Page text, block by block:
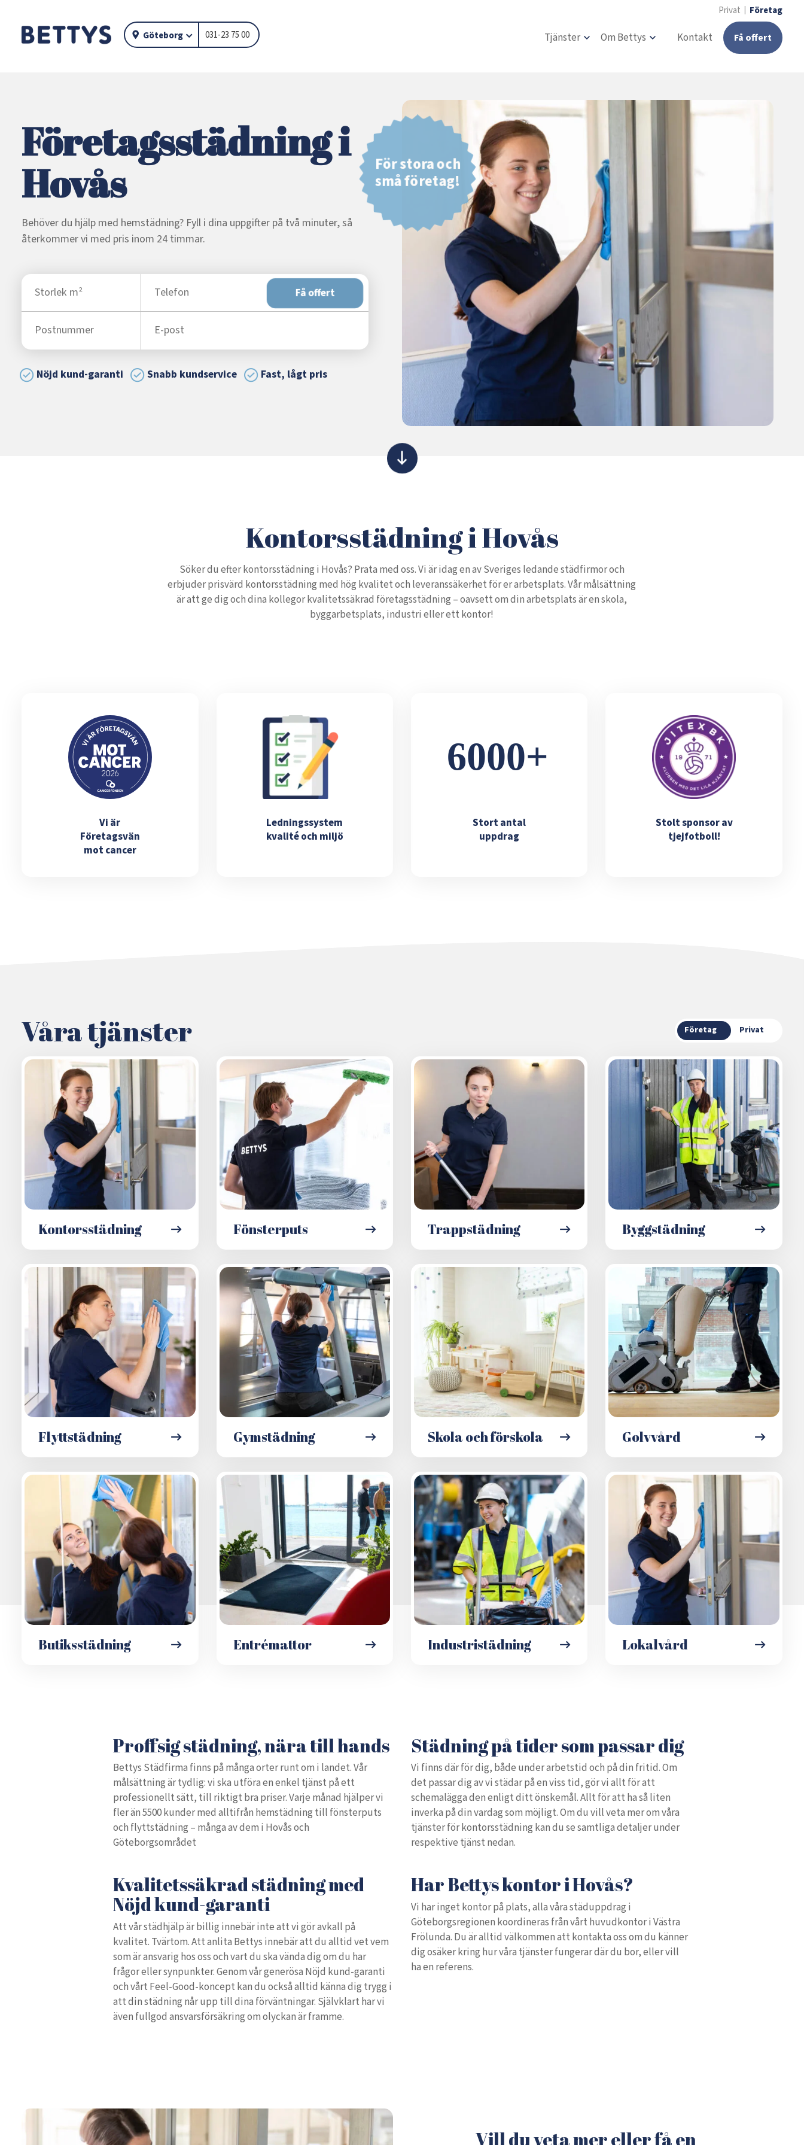
Privat Företag
Göteborg 031-23 75 00 Tjänster Om Bettys Kontakt Få offert
Företagsstädning i
Hovås
Behöver du hjälp med hemstädning? Fyll i dina uppgifter på två minuter, så
återkommer vi med pris inom 24 timmar.
Få offert
Nöjd kund-garanti Snabb kundservice Fast, lågt pris
För stora och
små företag!
Kontorsstädning i Hovås
Söker du efter kontorsstädning i Hovås? Prata med oss. Vi är idag en av Sveriges ledande städfirmor och
erbjuder prisvärd kontorsstädning med hög kvalitet och leveranssäkerhet för er arbetsplats. Vår målsättning
är att ge dig och dina kollegor kvalitetssäkrad företagsstädning – oavsett om din arbetsplats är en skola,
byggarbetsplats, industri eller ett kontor!
Vi är
Företagsvän
mot cancer
Ledningssystem
kvalité och miljö
Stort antal
uppdrag
Stolt sponsor av
tjejfotboll!
Våra tjänster Företag Privat
Kontorsstädning Fönsterputs Trappstädning Byggstädning
Flyttstädning Gymstädning Skola och förskola Golvvård
Butiksstädning Entrémattor Industristädning Lokalvård
Proffsig städning, nära till hands
Bettys Städfirma finns på många orter runt om i landet. Vår
målsättning är tydlig: vi ska utföra en enkel tjänst på ett
professionellt sätt, till riktigt bra priser. Varje månad hjälper vi
fler än 5500 kunder med alltifrån hemstädning till fönsterputs
och flyttstädning – många av dem i Hovås och
Göteborgsområdet
Städning på tider som passar dig
Vi finns där för dig, både under arbetstid och på din fritid. Om
det passar dig av vi städar på en viss tid, gör vi allt för att
schemalägga den enligt ditt önskemål. Allt för att ha så liten
inverka på din vardag som möjligt. Om du vill veta mer om våra
tjänster för kontorsstädning kan du se samtliga detaljer under
respektive tjänst nedan.
Kvalitetssäkrad städning med
Nöjd kund-garanti
Att vår städhjälp är billig innebär inte att vi gör avkall på
kvalitet. Tvärtom. Att anlita Bettys innebär att du alltid vet vem
som är ansvarig hos oss och vart du ska vända dig om du har
frågor eller synpunkter. Genom vår generösa Nöjd kund-garanti
och vårt Feel-Good-koncept kan du också alltid känna dig trygg i
att din städning når upp till dina förväntningar. Självklart har vi
även fullgod ansvarsförsäkring om olyckan är framme.
Har Bettys kontor i Hovås?
Vi har inget kontor på plats, alla våra städuppdrag i
Göteborgsregionen koordineras från vårt huvudkontor i Västra
Frölunda. Du är alltid välkommen att kontakta oss om du känner
dig osäker kring hur våra tjänster fungerar där du bor, eller vill
ha en referens.
Vill du veta mer eller få en